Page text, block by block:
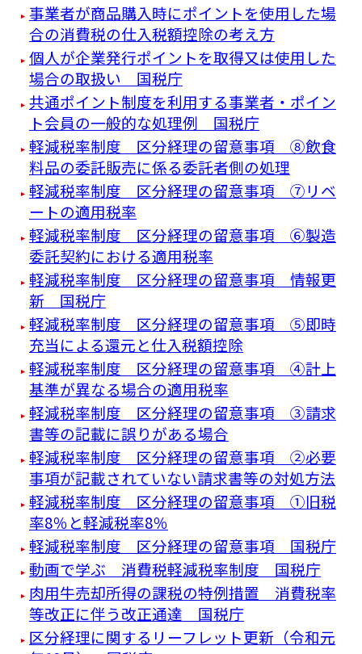
事業者が商品購入時にポイントを使用した場
合の消費税の仕入税額控除の考え方
個人が企業発行ポイントを取得又は使用した
場合の取扱い 国税庁
共通ポイント制度を利用する事業者・ポイン
ト会員の一般的な処理例 国税庁
軽減税率制度 区分経理の留意事項 ⑧飲食
料品の委託販売に係る委託者側の処理
軽減税率制度 区分経理の留意事項 ⑦リベ
ートの適用税率
軽減税率制度 区分経理の留意事項 ⑥製造
委託契約における適用税率
軽減税率制度 区分経理の留意事項 情報更
新 国税庁
軽減税率制度 区分経理の留意事項 ⑤即時
充当による還元と仕入税額控除
軽減税率制度 区分経理の留意事項 ④計上
基準が異なる場合の適用税率
軽減税率制度 区分経理の留意事項 ③請求
書等の記載に誤りがある場合
軽減税率制度 区分経理の留意事項 ②必要
事項が記載されていない請求書等の対処方法
軽減税率制度 区分経理の留意事項 ①旧税
率8％と軽減税率8％
軽減税率制度 区分経理の留意事項 国税庁
動画で学ぶ 消費税軽減税率制度 国税庁
肉用牛売却所得の課税の特例措置 消費税率
等改正に伴う改正通達 国税庁
区分経理に関するリーフレット更新（令和元